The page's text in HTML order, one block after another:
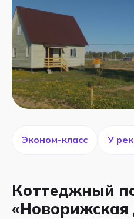
Коттеджный
«Новорижская
Эконом-класс У